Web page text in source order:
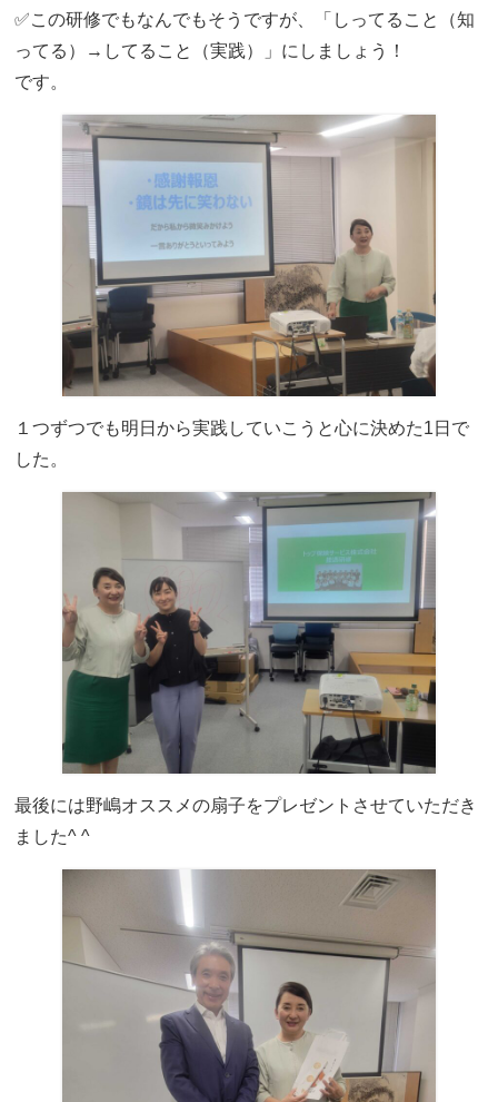
✅この研修でもなんでもそうですが、「しってること（知
ってる）→してること（実践）」にしましょう！
です。
１つずつでも明日から実践していこうと心に決めた1日で
した。
最後には野嶋オススメの扇子をプレゼントさせていただき
ました^ ^